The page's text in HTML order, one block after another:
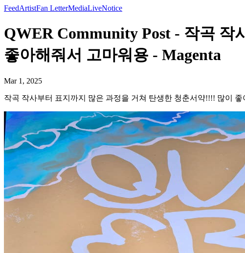
FeedArtistFan LetterMediaLiveNotice
QWER Community Post - 작곡
좋아해줘서 고마워용 - Magenta
Mar 1, 2025
작곡 작사부터 표지까지 많은 과정을 거쳐 탄생한 청춘서약!!!! 많이